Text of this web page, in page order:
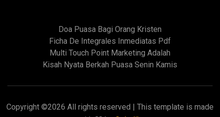
Doa Puasa Bagi Orang Kristen
Ficha De Integrales Inmediatas Pdf
Multi Touch Point Marketing Adalah
Kisah Nyata Berkah Puasa Senin Kamis
Copyright ©2026 All rights reserved | This template is made